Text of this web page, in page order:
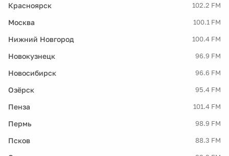
Красноярск 102.2 FM
Москва 100.1 FM
Нижний Новгород 100.4 FM
Новокузнецк 96.9 FM
Новосибирск 96.6 FM
Озёрск 95.4 FM
Пенза 101.4 FM
Пермь 98.9 FM
Псков 88.3 FM